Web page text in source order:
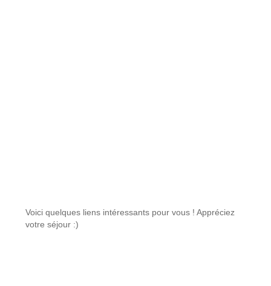
Voici quelques liens intéressants pour vous ! Appréciez
votre séjour :)